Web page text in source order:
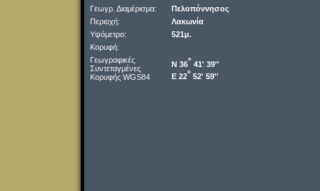
Γεωγρ. Διαμέρισμα:
Πελοπόννησος
Περιοχή:
Λακωνία
Υψόμετρο:
521μ.
Κορυφή:
Γεωγραφικές
Συντεταγμένες
Κορυφής WGS84
Ν 36
o
41' 39''
Ε 22
o
52' 59''